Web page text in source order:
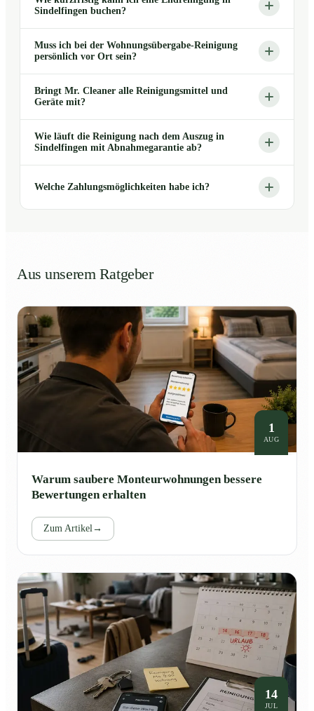
Sindelfingen buchen?
Muss ich bei der Wohnungsübergabe-Reinigung
persönlich vor Ort sein?
Bringt Mr. Cleaner alle Reinigungsmittel und
Geräte mit?
Wie läuft die Reinigung nach dem Auszug in
Sindelfingen mit Abnahmegarantie ab?
Welche Zahlungsmöglichkeiten habe ich?
Aus unserem Ratgeber
1
AUG
Warum saubere Monteurwohnungen bessere
Bewertungen erhalten
Zum Artikel →
14
JUL